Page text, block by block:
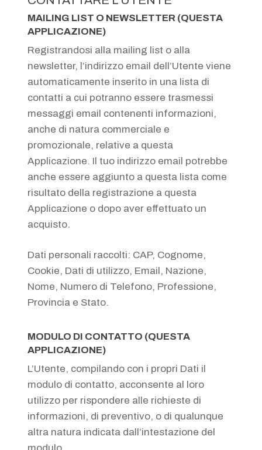
MAILING LIST O NEWSLETTER (QUESTA
APPLICAZIONE)
Registrandosi alla mailing list o alla
newsletter, l’indirizzo email dell’Utente viene
automaticamente inserito in una lista di
contatti a cui potranno essere trasmessi
messaggi email contenenti informazioni,
anche di natura commerciale e
promozionale, relative a questa
Applicazione. Il tuo indirizzo email potrebbe
anche essere aggiunto a questa lista come
risultato della registrazione a questa
Applicazione o dopo aver effettuato un
acquisto.
Dati personali raccolti: CAP, Cognome,
Cookie, Dati di utilizzo, Email, Nazione,
Nome, Numero di Telefono, Professione,
Provincia e Stato.
MODULO DI CONTATTO (QUESTA
APPLICAZIONE)
L’Utente, compilando con i propri Dati il
modulo di contatto, acconsente al loro
utilizzo per rispondere alle richieste di
informazioni, di preventivo, o di qualunque
altra natura indicata dall’intestazione del
modulo.